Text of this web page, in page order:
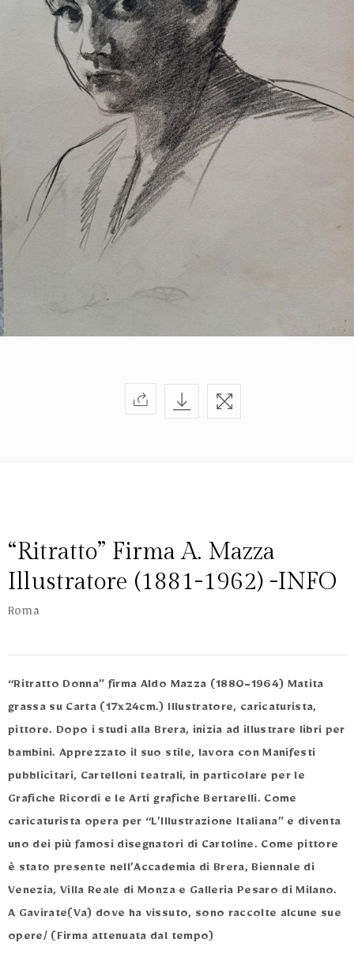
“Ritratto” Firma A. Mazza
Illustratore (1881-1962) -INFO
Roma
“Ritratto Donna” firma Aldo Mazza (1880-1964) Matita
grassa su Carta (17x24cm.) Illustratore, caricaturista,
pittore. Dopo i studi alla Brera, inizia ad illustrare libri per
bambini. Apprezzato il suo stile, lavora con Manifesti
pubblicitari, Cartelloni teatrali, in particolare per le
Grafiche Ricordi e le Arti grafiche Bertarelli. Come
caricaturista opera per “L’Illustrazione Italiana” e diventa
uno dei più famosi disegnatori di Cartoline. Come pittore
è stato presente nell’Accademia di Brera, Biennale di
Venezia, Villa Reale di Monza e Galleria Pesaro di Milano.
A Gavirate(Va) dove ha vissuto, sono raccolte alcune sue
opere/ (Firma attenuata dal tempo)
Privacy
Policy
/
Terms
of
Use